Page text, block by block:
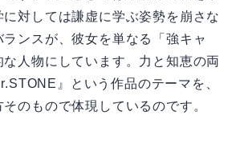
に対しては謙虚に学ぶ姿勢を崩さな
ンスが、彼女を単なる「強キャ
人物にしています。力と知恵の両
』という作品のテーマを、
のもので体現しているのです。